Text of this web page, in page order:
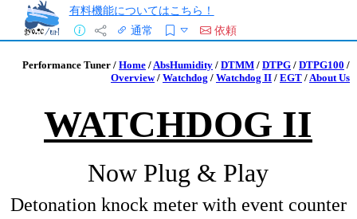
有料機能についてはこちら！
通常
依頼